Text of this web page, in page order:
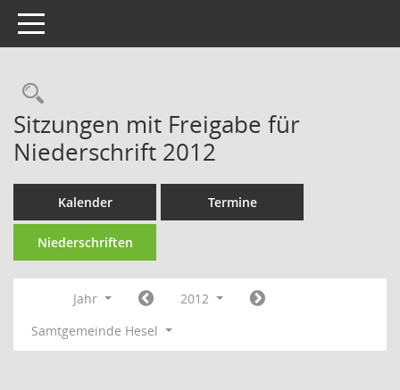
Toggle navigation
Rechercheauswahl
Sitzungen mit Freigabe für
Niederschrift 2012
Kalender Termine
Niederschriften
Jahr
2012
Samtgemeinde Hesel